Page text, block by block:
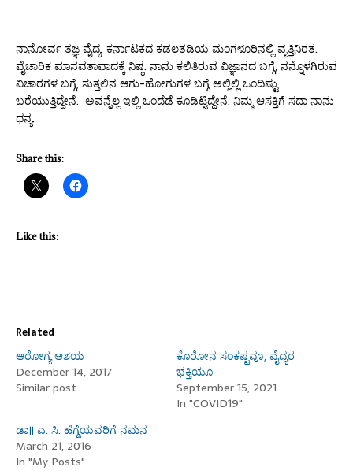
ನಾನೋರ್ವ ತಜ್ಞ ವೈದ್ಯ. ಕರ್ನಾಟಕದ ಕಡಲತಡಿಯ ಮಂಗಳೂರಿನಲ್ಲಿ ವೃತ್ತಿನಿರತ.
ವೈಚಾರಿಕ ಮಾನವತಾವಾದಕ್ಕೆ ನಿಷ್ಠ. ನಾನು ಕಲಿತಿರುವ ವಿಜ್ಞಾನದ ಬಗ್ಗೆ, ನನ್ನೊಳಗಿರುವ
ವಿಚಾರಗಳ ಬಗ್ಗೆ, ಸುತ್ತಲಿನ ಆಗು-ಹೋಗುಗಳ ಬಗ್ಗೆ ಅಲ್ಲಿಲ್ಲಿ ಒಂದಿಷ್ಟು
ಬರೆಯುತ್ತಿದ್ದೇನೆ. ಅವನ್ನೆಲ್ಲ ಇಲ್ಲಿ ಒಂದೆಡೆ ಕೂಡಿಟ್ಟಿದ್ದೇನೆ. ನಿಮ್ಮ ಆಸಕ್ತಿಗೆ ಸದಾ ನಾನು
ಧನ್ಯ.
Share this:
Like this:
Related
ಆರೋಗ್ಯ ಆಶಯ
December 14, 2017
Similar post
ಕೊರೋನ ಸಂಕಷ್ಟವೂ, ವೈದ್ಯರ
ಭಕ್ತಿಯೂ
September 15, 2021
In "COVID19"
ಡಾ॥ ಎ. ಸಿ. ಹೆಗ್ಡೆಯವರಿಗೆ ನಮನ
March 21, 2016
In "My Posts"